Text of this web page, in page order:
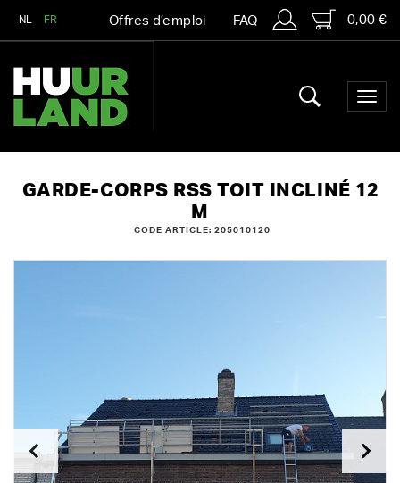
NL FR Offres d’emploi FAQ 0,00 €
GARDE-CORPS RSS TOIT INCLINÉ 12
M
CODE ARTICLE: 205010120